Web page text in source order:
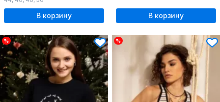
В корзину В корзину
% %